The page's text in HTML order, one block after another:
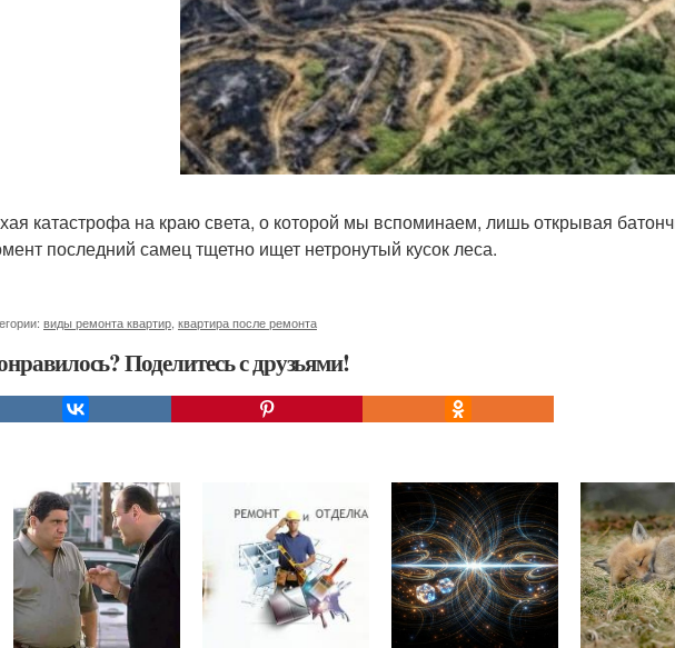
катастрофа на краю света, о которой мы вспоминаем, лишь открывая
последний самец тщетно ищет нетронутый кусок леса.
виды ремонта квартир квартира после ремонта
Поделитесь с друзьями!